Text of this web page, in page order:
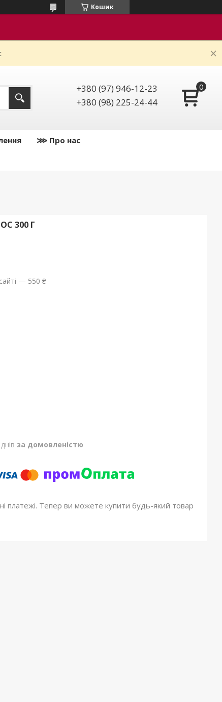
Кошик
+380 (97) 946-12-23
+380 (98) 225-24-44
⋙ Про нас
300 Г
— 550 ₴
за домовленістю
платежі. Тепер ви можете купити будь-який товар